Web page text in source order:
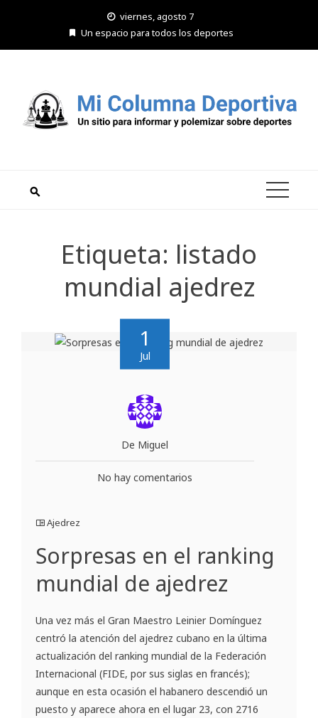
viernes, agosto 7
Un espacio para todos los deportes
Etiqueta: listado
mundial ajedrez
1
Jul
De Miguel
No hay comentarios
Ajedrez
Sorpresas en el ranking
mundial de ajedrez
Una vez más el Gran Maestro Leinier Domínguez
centró la atención del ajedrez cubano en la última
actualización del ranking mundial de la Federación
Internacional (FIDE, por sus siglas en francés);
aunque en esta ocasión el habanero descendió un
puesto y aparece ahora en el lugar 23, con 2716